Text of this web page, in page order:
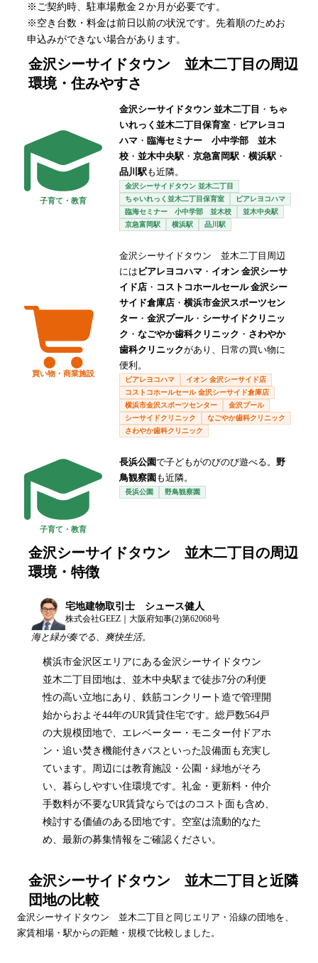
※ご契約時、駐車場敷金２か月が必要です。
※空き台数・料金は前日以前の状況です。先着順のためお
申込みができない場合があります。
金沢シーサイドタウン 並木二丁目 の周辺
環境・住みやすさ
子育て・教育
金沢シーサイドタウン 並木二丁目 ・ ちゃ
いれっく並木二丁目保育室 ・ ビアレヨコ
ハマ ・ 臨海セミナー 小中学部 並木
校 ・ 並木中央駅 ・ 京急富岡駅 ・ 横浜駅 ・
品川駅も近隣。
金沢シーサイドタウン 並木二丁目
ちゃいれっく並木二丁目保育室
ビアレヨコハマ
臨海セミナー 小中学部 並木校
並木中央駅
京急富岡駅
横浜駅 品川駅
買い物・商業施設
金沢シーサイドタウン 並木二丁目周辺
には ビアレヨコハマ ・ イオン 金沢シーサ
イド店 ・ コストコホールセール 金沢シー
サイド倉庫店 ・ 横浜市金沢スポーツセン
ター ・ 金沢プール・ シーサイドクリニッ
ク ・ なごやか歯科クリニック ・ さわやか
歯科クリニックがあり、日常の買い物に
便利。
ビアレヨコハマ
イオン 金沢シーサイド店
コストコホールセール 金沢シーサイド倉庫店
横浜市金沢スポーツセンター
金沢プール
シーサイドクリニック
なごやか歯科クリニック
さわやか歯科クリニック
子育て・教育
長浜公園で子どもがのびのび遊べる。 野
鳥観察園 も近隣。
長浜公園 野鳥観察園
金沢シーサイドタウン 並木二丁目の周辺
環境・特徴
宅地建物取引士 シュース健人
株式会社GEEZ｜大阪府知事(2)第62068号
海と緑が奏でる、爽快生活。
横浜市金沢区エリアにある金沢シーサイドタウン
並木二丁目団地は、並木中央駅まで徒歩7分の利便
性の高い立地にあり、鉄筋コンクリート造で管理開
始からおよそ44年のUR賃貸住宅です。総戸数564戸
の大規模団地で、エレベーター・モニター付ドアホ
ン・追い焚き機能付きバスといった設備面も充実し
ています。周辺には教育施設・公園・緑地がそろ
い、暮らしやすい住環境です。礼金・更新料・仲介
手数料が不要なUR賃貸ならではのコスト面も含め、
検討する価値のある団地です。空室は流動的なた
め、最新の募集情報をご確認ください。
金沢シーサイドタウン 並木二丁目 と近隣
団地の比較
金沢シーサイドタウン 並木二丁目 と同じエリア・沿線の団地を、
家賃相場・駅からの距離・規模で比較しました。